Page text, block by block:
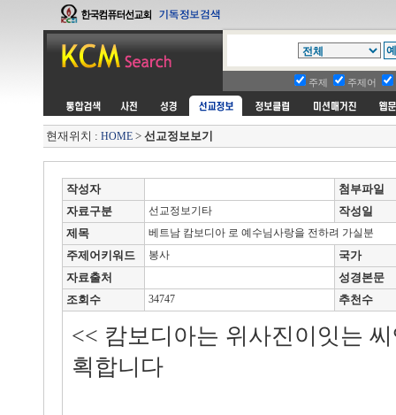
주제 주제어
현재위치 : HOME > 선교정보보기
작성자
첨부파일
자료구분
선교정보기타
작성일
제목
베트남 캄보디아 로 예수님사랑을 전하려 가실분
주제어키워드 봉사
국가
자료출처
성경본문
조회수
34747 추천수
<< 캄보디아는 위사진이잇는
획합니다